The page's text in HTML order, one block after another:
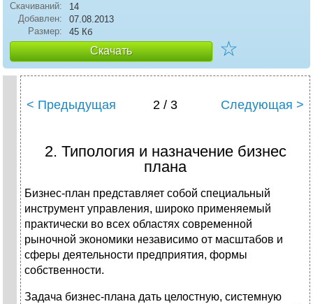
Скачиваний:
14
Добавлен:
07.08.2013
Размер:
45 Кб
Скачать ☆
< Предыдущая 2 / 3 Следующая >
2. Типология и назначение бизнес
плана
Бизнес-план представляет собой специальный
инструмент управления, широко применяемый
практически во всех областях современной
рыночной экономики независимо от масштабов и
сферы деятельности предприятия, формы
собственности.
Задача бизнес-плана дать целостную, системную